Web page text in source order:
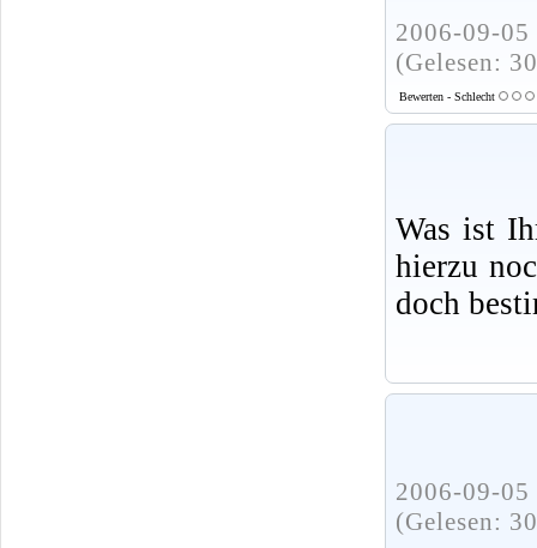
2006-09-
(Gelesen:
Bewerten - Schlecht
Was ist
hierzu
doch
2006-09-
(Gelesen: